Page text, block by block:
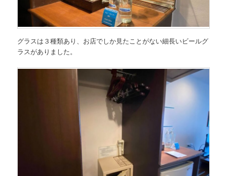
グラスは３種類あり、お店でしか見たことがない細長いビールグ
ラスがありました。